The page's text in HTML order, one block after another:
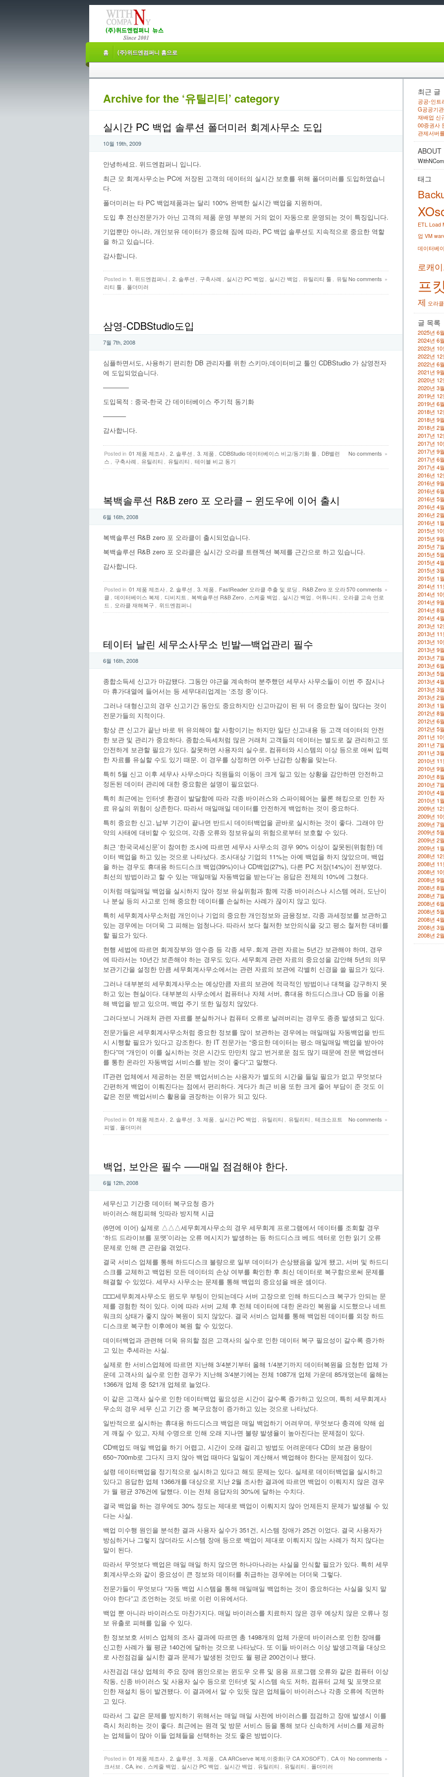
홈 (주)위드엔컴퍼니 홈으로
Archive for the ‘유틸리티’ category
실시간 PC 백업 솔루션 폴더미러 회계사무소 도입
10월 19th, 2009
안녕하세요. 위드엔컴퍼니 입니다.
최근 모 회계사무소는 PC에 저장된 고객의 데이터의 실시간 보호를 위해 폴더미러를 도입하였습니
다.
폴더미러는 타 PC 백업제품과는 달리 100% 완벽한 실시간 백업을 지원하며,
도입 후 전산전문가가 아닌 고객의 제품 운영 부분의 거의 없이 자동으로 운영되는 것이 특징입니다.
기업뿐만 아니라, 개인보유 데이터가 중요해 짐에 따라, PC 백업 솔루션도 지속적으로 중요한 역할
을 하고 있습니다.
감사합니다.
No comments »
Posted in 1. 위드엔컴퍼니 2. 솔루션 구축사례 실시간 PC 백업 실시간 백업 유틸리티 툴
유틸
리티 툴
폴더미러
삼영-CDBStudio도입
7월 7th, 2008
심플하면서도, 사용하기 편리한 DB 관리자를 위한 스키마,데이터비교 툴인 CDBStudio 가 삼영전자
에 도입되었습니다.
————
도입목적 : 중국-한국 간 데이터베이스 주기적 동기화
———–
감사합니다.
No comments »
Posted in 01 제품 제조사 2. 솔루션 3. 제품 CDBStudio 데이터베이스 비교/동기화 툴
DB밸런
스
구축사례 유틸리티 유틸리티 테이블 비교 동기
복백솔루션 R&B zero 포 오라클 – 윈도우에 이어 출시
6월 16th, 2008
복백솔루션 R&B zero 포 오라클이 출시되었습니다.
복백솔루션 R&B zero 포 오라클은 실시간 오라클 트랜젝션 복제를 근간으로 하고 있습니다.
감사합니다.
570 comments »
Posted in 01 제품 제조사 2. 솔루션 3. 제품 FastReader 오라클 추출 및 로딩
R&B Zero 포 오라
클
데이터베이스 복제 디비지트 복백솔루션 R&B Zero 스케줄 백업 실시간 백업 어튜니티
오라클 고속 언로
드
오라클 재해복구 위드엔컴퍼니
테이터 날린 세무소사무소 빈발—백업관리 필수
6월 16th, 2008
종합소득세 신고가 마감됐다. 그동안 야근을 계속하며 분주했던 세무사 사무소들이 이번 주 잠시나
마 휴가대열에 들어서는 등 세무대리업계는 ‘조정 중’이다.
그러나 대형신고의 경우 신고기간 동안도 중요하지만 신고마감이 된 뒤 더 중요한 일이 많다는 것이
전문가들의 지적이다.
항상 큰 신고가 끝난 바로 뒤 유의해야 할 사항이기는 하지만 일단 신고내용 등 고객 데이터의 안전
한 보관 및 관리가 중요하다. 종합소득세처럼 많은 거래처 고객들의 데이터는 별도로 잘 관리하고 또
안전하게 보관할 필요가 있다. 잘못하면 사용자의 실수로, 컴퓨터와 시스템의 이상 등으로 애써 입력
한 자료를 유실할 수도 있기 때문. 이 경우를 상정하면 아주 난감한 상황을 맞는다.
특히 5월 신고 이후 세무사 사무소마다 직원들의 이동이 크게 일고 있는 상황을 감안하면 안전하고
정돈된 데이터 관리에 대한 중요함은 설명이 필요없다.
특히 최근에는 인터넷 환경이 발달함에 따라 각종 바이러스와 스파이웨어는 물론 해킹으로 인한 자
료 유실의 위험이 상존한다. 따라서 매일매일 데이터를 안전하게 백업하는 것이 중요하다.
특히 중요한 신고․납부 기간이 끝나면 반드시 데이터백업을 곧바로 실시하는 것이 좋다. 그래야 만
약의 사태에 대비할 수 있으며, 각종 오류와 정보유실의 위험으로부터 보호할 수 있다.
최근 ‘한국국세신문’이 참여한 조사에 따르면 세무사 사무소의 경우 90% 이상이 잘못된(위험한) 데
이터 백업을 하고 있는 것으로 나타났다. 조사대상 기업의 11%는 아예 백업을 하지 않았으며, 백업
을 하는 경우도 휴대용 하드디스크 백업(39%)이나 CD백업(27%), 다른 PC 저장(14%)이 전부였다.
최선의 방법이라고 할 수 있는 ‘매일매일 자동백업을 받는다’는 응답은 전체의 10%에 그쳤다.
이처럼 매일매일 백업을 실시하지 않아 정보 유실위험과 함께 각종 바이러스나 시스템 에러, 도난이
나 분실 등의 사고로 인해 중요한 데이터를 손실하는 사례가 끊이지 않고 있다.
특히 세무회계사무소처럼 개인이나 기업의 중요한 개인정보와 금융정보, 각종 과세정보를 보관하고
있는 경우에는 더더욱 그 피해는 엄청나다. 따라서 보다 철저한 보안의식을 갖고 평소 철저한 대비를
할 필요가 있다.
현행 세법에 따르면 회계장부와 영수증 등 각종 세무․회계 관련 자료는 5년간 보관해야 하며, 경우
에 따라서는 10년간 보존해야 하는 경우도 있다. 세무회계 관련 자료의 중요성을 감안해 5년의 의무
보관기간을 설정한 만큼 세무회계사무소에서는 관련 자료의 보관에 각별히 신경을 쓸 필요가 있다.
그러나 대부분의 세무회계사무소는 예상만큼 자료의 보관에 적극적인 방법이나 대책을 강구하지 못
하고 있는 현실이다. 대부분의 사무소에서 컴퓨터나 자체 서버, 휴대용 하드디스크나 CD 등을 이용
해 백업을 받고 있으며, 백업 주기 또한 일정치 않았다.
그러다보니 거래처 관련 자료를 분실하거나 컴퓨터 오류로 날려버리는 경우도 종종 발생되고 있다.
전문가들은 세무회계사무소처럼 중요한 정보를 많이 보관하는 경우에는 매일매일 자동백업을 반드
시 시행할 필요가 있다고 강조한다. 한 IT 전문가는 “중요한 데이터는 평소 매일매일 백업을 받아야
한다”며 “개인이 이를 실시하는 것은 시간도 만만치 않고 번거로운 점도 많기 때문에 전문 백업센터
를 통한 온라인 자동백업 서비스를 받는 것이 좋다”고 말했다.
IT관련 업체에서 제공하는 전문 백업서비스는 사용자가 별도의 시간을 들일 필요가 없고 무엇보다
간편하게 백업이 이뤄진다는 점에서 편리하다. 게다가 최근 비용 또한 크게 줄어 부담이 준 것도 이
같은 전문 백업서비스 활용을 권장하는 이유가 되고 있다.
No comments »
Posted in 01 제품 제조사 2. 솔루션 3. 제품 실시간 PC 백업 유틸리티 유틸리티
테크소프트
피엘
폴더미러
백업, 보안은 필수 —–매일 점검해야 한다.
6월 12th, 2008
세무신고 기간중 데이터 복구요청 증가
바이러스·해킹피해 잇따라 방지책 시급
(6면에 이어) 실제로 △△△세무회계사무소의 경우 세무회계 프로그램에서 데이터를 조회할 경우
‘하드 드라이브를 포맷’이라는 오류 메시지가 발생하는 등 하드디스크 베드 섹터로 인한 읽기 오류
문제로 인해 큰 곤란을 겪었다.
결국 서비스 업체를 통해 하드디스크 불량으로 일부 데이터가 손상됐음을 알게 됐고, 서버 및 하드디
스크를 교체하고 백업된 모든 데이터의 손상 여부를 확인한 후 최신 데이터로 복구함으로써 문제를
해결할 수 있었다. 세무사 사무소는 문제를 통해 백업의 중요성을 배운 셈이다.
□□□세무회계사무소도 윈도우 부팅이 안되는데다 서버 고장으로 인해 하드디스크 복구가 안되는 문
제를 경험한 적이 있다. 이에 따라 서버 교체 후 전체 데이터에 대한 온라인 복원을 시도했으나 네트
워크의 상태가 좋지 않아 복원이 되지 않았다. 결국 서비스 업체를 통해 백업된 데이터를 외장 하드
디스크로 복구한 이후에야 복원 할 수 있었다.
데이터백업과 관련해 더욱 유의할 점은 고객사의 실수로 인한 데이터 복구 필요성이 갈수록 증가하
고 있는 추세라는 사실.
실제로 한 서비스업체에 따르면 지난해 3/4분기부터 올해 1/4분기까지 데이터복원을 요청한 업체 가
운데 고객사의 실수로 인한 경우가 지난해 3/4분기에는 전체 1087개 업체 가운데 85개였는데 올해는
1366개 업체 중 521개 업체로 늘었다.
이 같은 고객사 실수로 인한 데이터백업 필요성은 시간이 갈수록 증가하고 있으며, 특히 세무회계사
무소의 경우 세무 신고 기간 중 복구요청이 증가하고 있는 것으로 나타났다.
일반적으로 실시하는 휴대용 하드디스크 백업은 매일 백업하기 어려우며, 무엇보다 충격에 약해 쉽
게 깨질 수 있고, 자체 수명으로 인해 오래 지나면 불량 발생율이 높아진다는 문제점이 있다.
CD백업도 매일 백업을 하기 어렵고, 시간이 오래 걸리고 방법도 어려운데다 CD의 보관 용량이
650~700mb로 그다지 크지 않아 백업 때마다 일일이 계산해서 백업해야 한다는 문제점이 있다.
설령 데이터백업을 정기적으로 실시하고 있다고 해도 문제는 있다. 실제로 데이터백업을 실시하고
있다고 응답한 업체 1366개를 대상으로 지난 2월 조사한 결과에 따르면 백업이 이뤄지지 않은 경우
가 월 평균 376건에 달했다. 이는 전체 응답자의 30%에 달하는 수치다.
결국 백업을 하는 경우에도 30% 정도는 제대로 백업이 이뤄지지 않아 언제든지 문제가 발생될 수 있
다는 사실.
백업 미수행 원인을 분석한 결과 사용자 실수가 351건, 시스템 장애가 25건 이었다. 결국 사용자가
방심하거나 그렇지 않더라도 시스템 장애 등으로 백업이 제대로 이뤄지지 않는 사례가 적지 않다는
말이 된다.
따라서 무엇보다 백업은 매일 매일 하지 않으면 하나마나라는 사실을 인식할 필요가 있다. 특히 세무
회계사무소와 같이 중요성이 큰 정보와 데이터를 취급하는 경우에는 더더욱 그렇다.
전문가들이 무엇보다 “자동 백업 시스템을 통해 매일매일 백업하는 것이 중요하다는 사실을 잊지 말
아야 한다”고 조언하는 것도 바로 이런 이유에서다.
백업 뿐 아니라 바이러스도 마찬가지다. 매일 바이러스를 치료하지 않은 경우 예상치 않은 오류나 정
보 유출로 피해를 입을 수 있다.
한 정보보호 서비스 업체의 조사 결과에 따르면 총 1498개의 업체 가운데 바이러스로 인한 장애를
신고한 사례가 월 평균 140건에 달하는 것으로 나타났다. 또 이들 바이러스 이상 발생고객을 대상으
로 사전점검을 실시한 결과 문제가 발생된 것만도 월 평균 200건이나 됐다.
사전검검 대상 업체의 주요 장애 원인으로는 윈도우 오류 및 응용 프로그램 오류와 같은 컴퓨터 이상
작동, 신종 바이러스 및 사용자 실수 등으로 인터넷 및 시스템 속도 저하, 컴퓨터 교체 및 포맷으로
인한 재설치 등이 발견됐다. 이 결과에서 알 수 있듯 많은 업체들이 바이러스나 각종 오류에 직면하
고 있다.
따라서 그 같은 문제를 방지하기 위해서는 매일 매일 사전에 바이러스를 점검하고 장애 발생시 이를
즉시 처리하는 것이 좋다. 최근에는 원격 및 방문 서비스 등을 통해 보다 신속하게 서비스를 제공하
는 업체들이 많아 이들 업체들을 선택하는 것도 좋은 방법이다.
No comments »
Posted in 01 제품 제조사 2. 솔루션 3. 제품 CA ARCserve 복제.이중화(구 CA XOSOFT)
CA 아
크서브
CA, inc 스케줄 백업 실시간 PC 백업 실시간 백업 유틸리티 유틸리티 폴더미러
최근 글
공공-인트
G공공기
재배업 신
00증권사
관제서버
ABOUT
태그
ETL Load
업 VM
데이터베
로캐
프킷
제 오라클
글 목록
2025년 6월
2024년 6월
2023년 10
2022년 12
2022년 6월
2021년 9월
2020년 12
2020년 3월
2019년 12
2019년 6월
2018년 12
2018년 9월
2018년 2월
2017년 12
2017년 10
2017년 9월
2017년 6월
2017년 4월
2016년 12
2016년 9월
2016년 6월
2016년 5월
2016년 4월
2016년 2월
2016년 1월
2015년 10
2015년 9월
2015년 7월
2015년 5월
2015년 4월
2015년 3월
2015년 1월
2014년 11
2014년 10
2014년 9월
2014년 8월
2014년 4월
2013년 12
2013년 11
2013년 10
2013년 9월
2013년 7월
2013년 6월
2013년 5월
2013년 4월
2013년 3월
2013년 2월
2013년 1월
2012년 8월
2012년 6월
2012년 5월
2011년 10
2011년 7월
2011년 3월
2010년 11
2010년 9월
2010년 8월
2010년 7월
2010년 4월
2010년 1월
2009년 12
2009년 10
2009년 7월
2009년 5월
2009년 2월
2009년 1월
2008년 12
2008년 11
2008년 10
2008년 9월
2008년 8월
2008년 7월
2008년 6월
2008년 5월
2008년 4월
2008년 3월
2008년 2월